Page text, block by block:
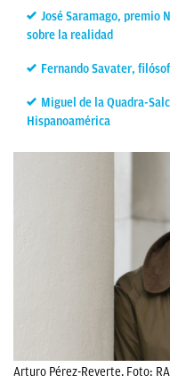
José Saramago, premio
sobre la realidad
Fernando Savater,
Miguel de la Quadra-
Hispanoamérica
Arturo Pérez-Reverte. Foto: